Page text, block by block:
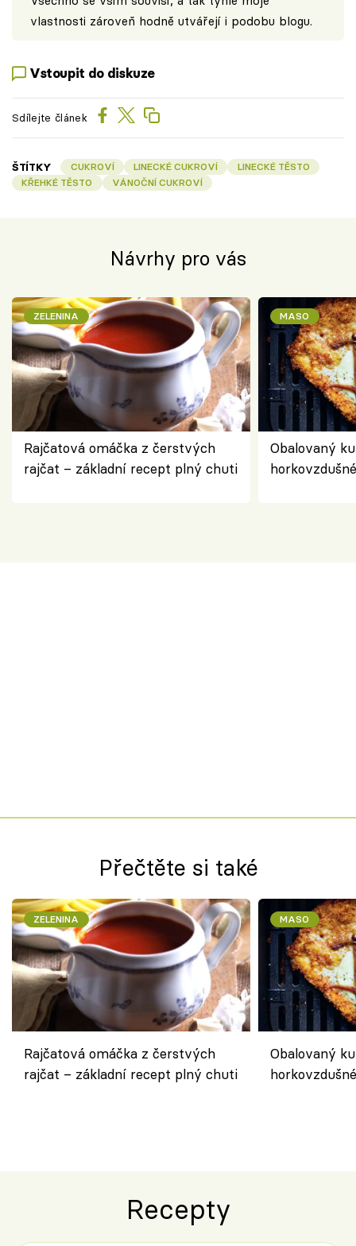
vlastnosti zároveň hodně utvářejí i podobu blogu.
Vstoupit do diskuze
Sdílejte článek
ŠTÍTKY CUKROVÍ LINECKÉ CUKROVÍ
LINECKÉ TĚSTO
KŘEHKÉ TĚSTO
VÁNOČNÍ CUKROVÍ
Návrhy pro vás
ZELENINA
Rajčatová omáčka z čerstvých
rajčat – základní recept plný chuti
MASO
Obalovaný
Přečtěte si také
ZELENINA
Rajčatová omáčka z čerstvých
rajčat – základní recept plný chuti
MASO
Obalovaný
Recepty